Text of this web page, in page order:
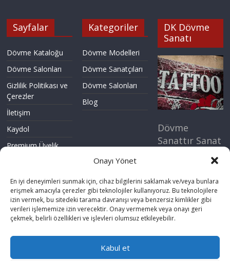
Onayı Yönet
En iyi deneyimleri sunmak için, cihaz bilgilerini saklamak ve/veya bunlara
erişmek amacıyla çerezler gibi teknolojiler kullanıyoruz. Bu teknolojilere
izin vermek, bu sitedeki tarama davranışı veya benzersiz kimlikler gibi
verileri işlememize izin verecektir. Onay vermemek veya onayı geri
çekmek, belirli özellikleri ve işlevleri olumsuz etkileyebilir.
Kabul et
Sayfalar
Dövme Kataloğu
Dövme Salonları
Gizlilik Politikası ve
Çerezler
İletişim
Kaydol
Premium Üyelik
Kategoriler
Dövme Modelleri
Dövme Sanatçıları
Dövme Salonları
Blog
DK Dövme
Sanatı
Dövme
Sanattır Sanat
Dövme Kulübü
Topluluğuna
şimdi katıl.